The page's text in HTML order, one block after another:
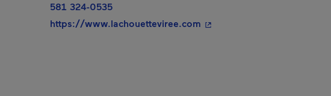
581 324-0535
https://www.lachouetteviree.com - Cet hyperlien s'ouvrira